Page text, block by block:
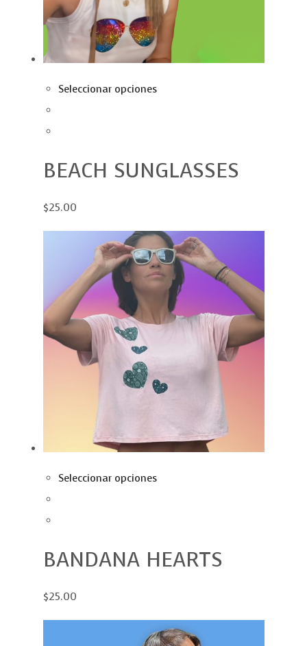
Seleccionar opciones
BEACH SUNGLASSES
$25.00
Seleccionar opciones
BANDANA HEARTS
$25.00